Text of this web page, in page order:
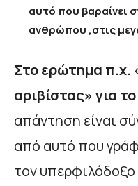
αυτό που βαραίνει
ανθρώπου ,στις
Στο ερώτημα π.χ.
αριβίστας» για
απάντηση είναι
από αυτό που
τον υπερφιλόδοξο